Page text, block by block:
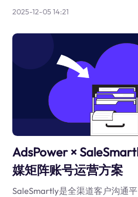
2025-12-05 14:21
AdsPower ×
媒矩阵账号运营方案
SaleSmartly是全渠道客户沟通